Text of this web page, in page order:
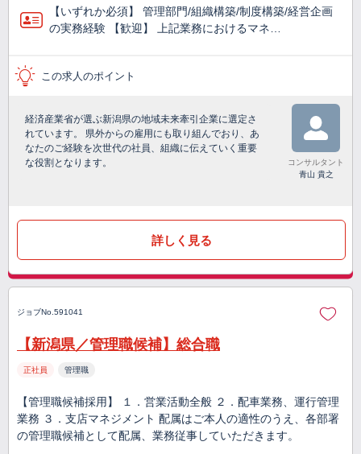
【いずれか必須】 管理部門/組織構築/制度構築/経営企画
の実務経験 【歓迎】 上記業務におけるマネ…
この求人のポイント
経済産業省が選ぶ新潟県の地域未来牽引企業に選定さ
れています。 県外からの雇用にも取り組んでおり、あ
なたのご経験を次世代の社員、組織に伝えていく重要
な役割となります。
コンサルタント
青山 貴之
詳しく見る
ジョブNo.591041
【新潟県／管理職候補】総合職
正社員 管理職
【管理職候補採用】 １．営業活動全般 ２．配車業務、運行管理
業務 ３．支店マネジメント 配属はご本人の適性のうえ、各部署
の管理職候補として配属、業務従事していただきます。